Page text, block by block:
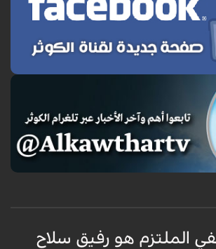
الملتزم هو رفيق سلاح